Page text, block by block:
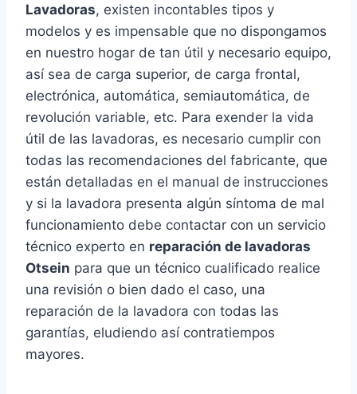
Lavadoras, existen incontables tipos y
modelos y es impensable que no dispongamos
en nuestro hogar de tan útil y necesario equipo,
así sea de carga superior, de carga frontal,
electrónica, automática, semiautomática, de
revolución variable, etc. Para exender la vida
útil de las lavadoras, es necesario cumplir con
todas las recomendaciones del fabricante, que
están detalladas en el manual de instrucciones
y si la lavadora presenta algún síntoma de mal
funcionamiento debe contactar con un servicio
técnico experto en reparación de lavadoras
Otsein para que un técnico cualificado realice
una revisión o bien dado el caso, una
reparación de la lavadora con todas las
garantías, eludiendo así contratiempos
mayores.